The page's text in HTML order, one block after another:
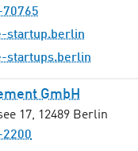
/ Zeitschriftenhandel
startup.berlin
startups.berlin
GmbH
17, 12489 Berlin
2200